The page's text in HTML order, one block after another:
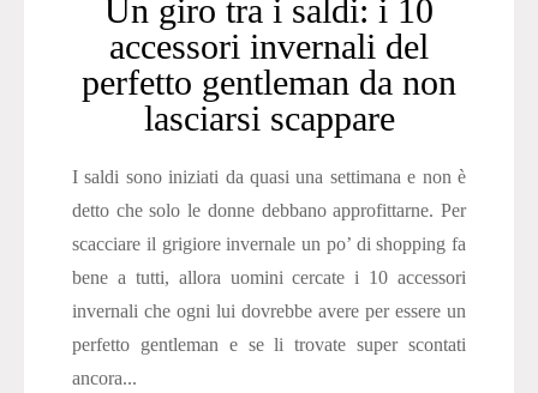
Un giro tra i saldi: i 10
accessori invernali del
perfetto gentleman da non
lasciarsi scappare
I saldi sono iniziati da quasi una settimana e non è
detto che solo le donne debbano approfittarne. Per
scacciare il grigiore invernale un po’ di shopping fa
bene a tutti, allora uomini cercate i 10 accessori
invernali che ogni lui dovrebbe avere per essere un
perfetto gentleman e se li trovate super scontati
ancora...